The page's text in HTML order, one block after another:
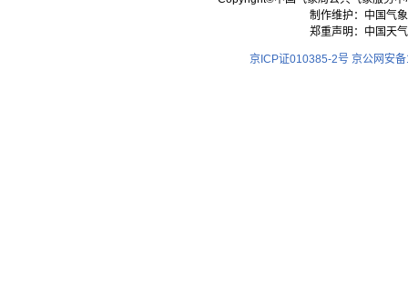
制作维护：中国气
郑重声明：中国天
京ICP证010385-2号 京公网安